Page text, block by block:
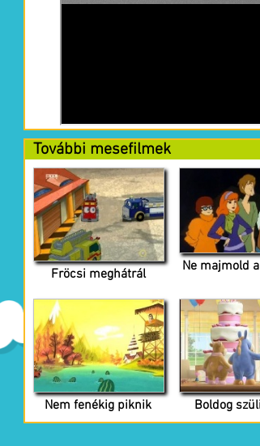
További mesefilmek
Fröcsi meghátrál
Ne majmold
Nem fenékig piknik Boldog